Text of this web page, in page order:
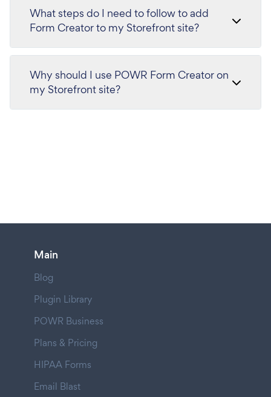
What steps do I need to follow to add
Form Creator to my Storefront site?
Why should I use POWR Form Creator on
my Storefront site?
Main
Blog
Plugin Library
POWR Business
Plans & Pricing
HIPAA Forms
Email Blast